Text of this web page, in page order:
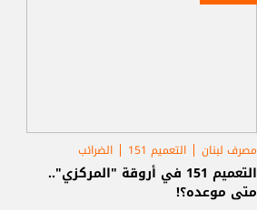
مصرف لبنان التعميم 151 الضرائب
التعميم 151 في أروقة "المركزي"..
متى موعده؟!